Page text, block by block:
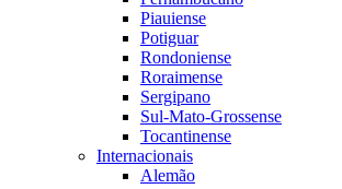
Piauiense
Potiguar
Rondoniense
Roraimense
Sergipano
Sul-Mato-Grossense
Tocantinense
Internacionais
Alemão